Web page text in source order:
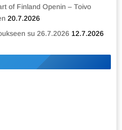
of Finland Openin – Toivo
20.7.2026
su 26.7.2026 12.7.2026